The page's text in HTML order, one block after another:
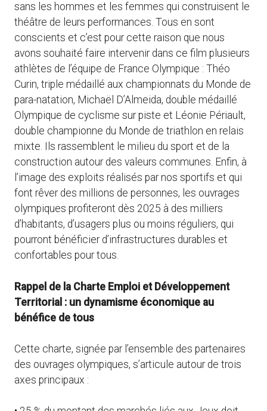
sans les hommes et les femmes qui construisent le
théâtre de leurs performances. Tous en sont
conscients et c’est pour cette raison que nous
avons souhaité faire intervenir dans ce film plusieurs
athlètes de l’équipe de France Olympique : Théo
Curin, triple médaillé aux championnats du Monde de
para-natation, Michaël D’Almeida, double médaillé
Olympique de cyclisme sur piste et Léonie Périault,
double championne du Monde de triathlon en relais
mixte. Ils rassemblent le milieu du sport et de la
construction autour des valeurs communes. Enfin, à
l’image des exploits réalisés par nos sportifs et qui
font rêver des millions de personnes, les ouvrages
olympiques profiteront dès 2025 à des milliers
d’habitants, d’usagers plus ou moins réguliers, qui
pourront bénéficier d’infrastructures durables et
confortables pour tous.
Rappel de la Charte Emploi et Développement
Territorial : un dynamisme économique au
bénéfice de tous
Cette charte, signée par l’ensemble des partenaires
des ouvrages olympiques, s’articule autour de trois
axes principaux :